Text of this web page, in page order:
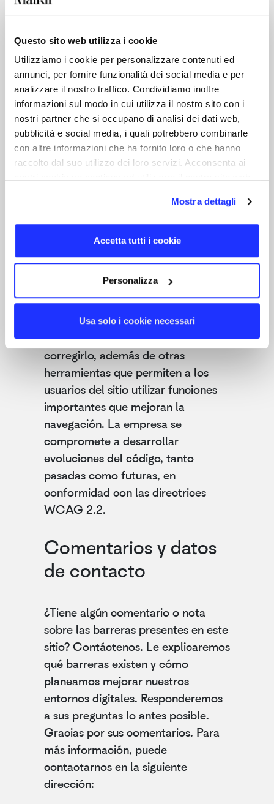
Questo sito web utilizza i cookie
Utilizziamo i cookie per personalizzare contenuti ed
annunci, per fornire funzionalità dei social media e per
analizzare il nostro traffico. Condividiamo inoltre
informazioni sul modo in cui utilizza il nostro sito con i
nostri partner che si occupano di analisi dei dati web,
pubblicità e social media, i quali potrebbero combinarle
con altre informazioni che ha fornito loro o che hanno
raccolto dal suo utilizzo dei loro servizi. Acconsenta ai
Mostra dettagli
Accetta tutti i cookie
Personalizza
Usa solo i cookie necessari
llevando a cabo un análisis con sus
proveedores para implementar los
cambios necesarios que permitan
que los sitios web en cuestión sean
accesibles y cumplan con la
normativa. Con el objetivo de
mejorar progresivamente la
experiencia de sus clientes web,
Maikii Srl Società Benefit también
ha implementado proactivamente el
Inclusion GmbH. Esta funcionalidad
escanear páginas individuales del
sitio con el fin de identificar barreras
digitales, proporcionando soporte
compatible que explica el error y
propone un código alternativo para
corregirlo, además de otras
herramientas que permiten a los
usuarios del sitio utilizar funciones
importantes que mejoran la
navegación. La empresa se
compromete a desarrollar
evoluciones del código, tanto
pasadas como futuras, en
conformidad con las directrices
WCAG 2.2.
Comentarios y datos
de contacto
¿Tiene algún comentario o nota
sobre las barreras presentes en este
sitio? Contáctenos. Le explicaremos
qué barreras existen y cómo
planeamos mejorar nuestros
entornos digitales. Responderemos
a sus preguntas lo antes posible.
Gracias por sus comentarios. Para
más información, puede
contactarnos en la siguiente
dirección: